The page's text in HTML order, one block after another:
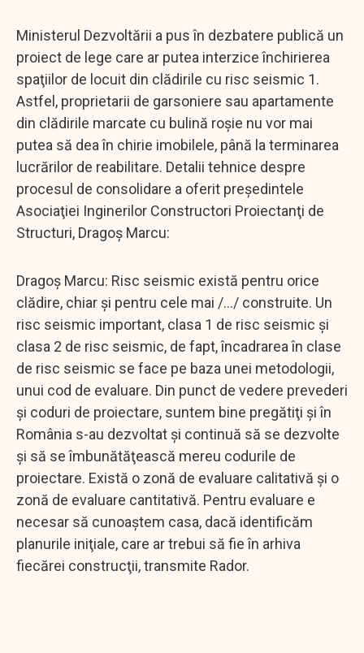
Ministerul Dezvoltării a pus în dezbatere publică un
proiect de lege care ar putea interzice închirierea
spaţiilor de locuit din clădirile cu risc seismic 1.
Astfel, proprietarii de garsoniere sau apartamente
din clădirile marcate cu bulină roşie nu vor mai
putea să dea în chirie imobilele, până la terminarea
lucrărilor de reabilitare. Detalii tehnice despre
procesul de consolidare a oferit preşedintele
Asociaţiei Inginerilor Constructori Proiectanţi de
Structuri, Dragoş Marcu:
Dragoş Marcu: Risc seismic există pentru orice
clădire, chiar şi pentru cele mai /.../ construite. Un
risc seismic important, clasa 1 de risc seismic şi
clasa 2 de risc seismic, de fapt, încadrarea în clase
de risc seismic se face pe baza unei metodologii,
unui cod de evaluare. Din punct de vedere prevederi
şi coduri de proiectare, suntem bine pregătiţi şi în
România s-au dezvoltat şi continuă să se dezvolte
şi să se îmbunătăţească mereu codurile de
proiectare. Există o zonă de evaluare calitativă şi o
zonă de evaluare cantitativă. Pentru evaluare e
necesar să cunoaştem casa, dacă identificăm
planurile iniţiale, care ar trebui să fie în arhiva
fiecărei construcţii, transmite Rador.